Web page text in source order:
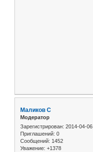
Маликов С
Модератор
Зарегистрирован: 2014-04-06
Приглашений: 0
Сообщений: 1452
Уважение: +1378